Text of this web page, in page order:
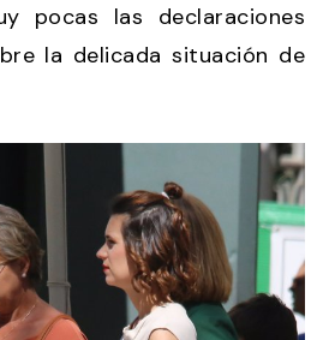
pocas las declaraciones
la delicada situación de